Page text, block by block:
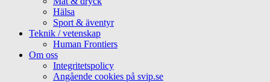
Hälsa
Sport & äventyr
Teknik / vetenskap
Human Frontiers
Om oss
Integritetspolicy
Angående cookies på svip.se